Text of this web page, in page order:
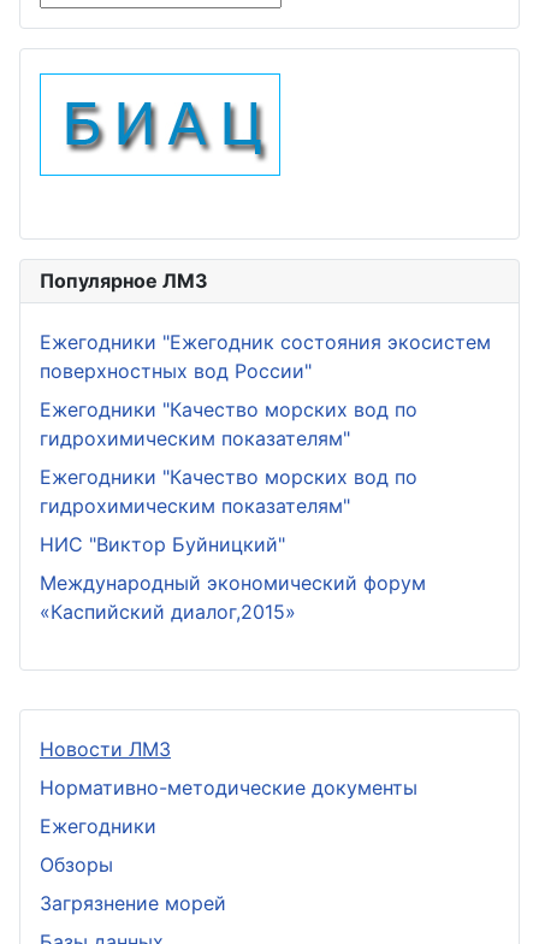
Новости ЛМЗ
Нормативно-методические документы
Ежегодники
Обзоры
Загрязнение морей
Популярное ЛМЗ
Ежегодники "Ежегодник состояния экосистем
поверхностных вод России"
Ежегодники "Качество морских вод по
гидрохимическим показателям"
Ежегодники "Качество морских вод по
гидрохимическим показателям"
НИС "Виктор Буйницкий"
Международный экономический форум
«Каспийский диалог,2015»